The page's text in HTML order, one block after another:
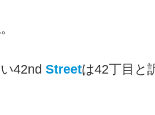
42nd Streetは42丁目と